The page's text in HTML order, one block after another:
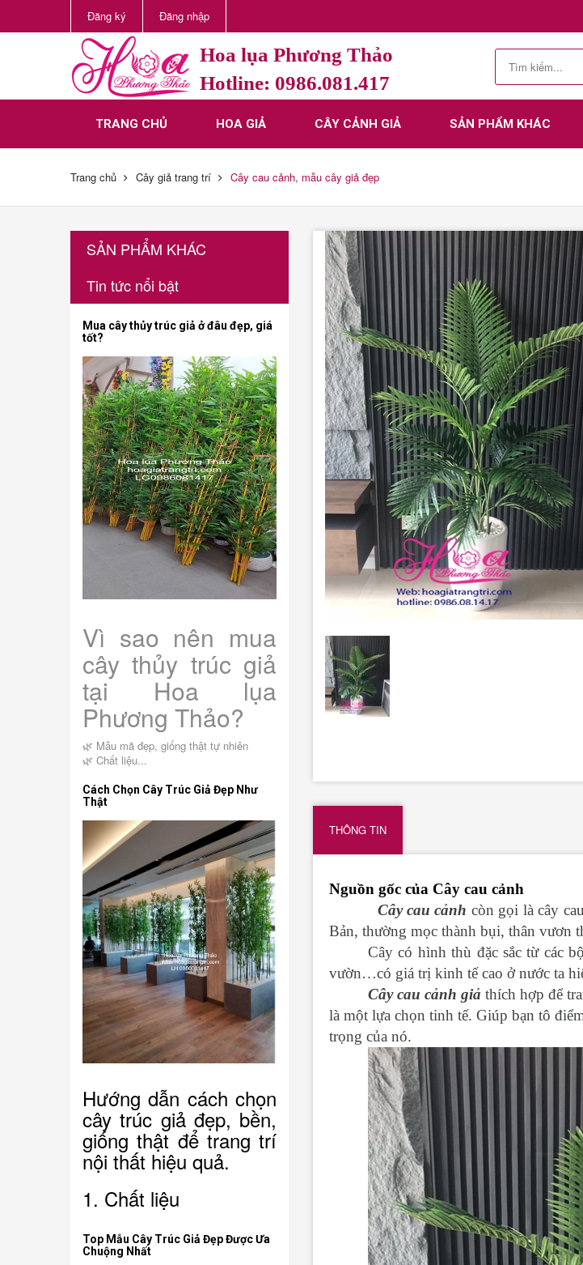
Đăng ký Đăng nhập
Hoa lụa Phương Thảo
Hotline: 0986.081.417
TRANG CHỦ HOA GIẢ CÂY CẢNH GIẢ SẢN PHẨM KHÁC
Trang chủ Cây giả trang trí Cây cau cảnh, mẫu cây giả đẹp
THÔNG TIN
Nguồn gốc của Cây cau cảnh
Cây cau cảnh còn gọi là cây
Bản, thường mọc thành bụi, thân vươn
Cây có hình thù đặc sắc từ các
vườn…có giá trị kinh tế cao ở nước ta
Cây cau cảnh giả thích hợp để
là một lựa chọn tinh tế. Giúp bạn tô
trọng của nó.
SẢN PHẨM KHÁC
Tin tức nổi bật
Mua cây thủy trúc giả ở đâu đẹp, giá
tốt?
Vì sao nên mua
cây thủy trúc giả
tại Hoa lụa
Phương Thảo?
🌿 Mẫu mã đẹp, giống thật tự nhiên
🌿 Chất liệu...
Cách Chọn Cây Trúc Giả Đẹp Như
Thật
Hướng dẫn cách chọn
cây trúc giả đẹp, bền,
giống thật để trang trí
nội thất hiệu quả.
1. Chất liệu
Top Mẫu Cây Trúc Giả Đẹp Được Ưa
Chuộng Nhất